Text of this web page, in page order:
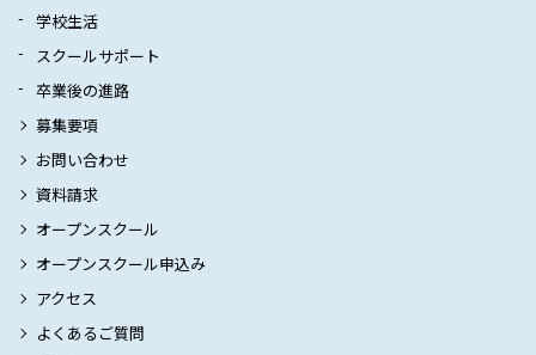
学校生活
スクールサポート
卒業後の進路
募集要項
お問い合わせ
資料請求
オープンスクール
オープンスクール申込み
アクセス
よくあるご質問